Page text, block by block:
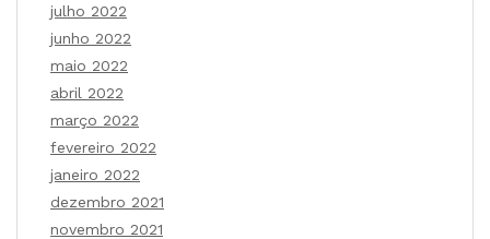
julho 2022
junho 2022
maio 2022
abril 2022
março 2022
fevereiro 2022
janeiro 2022
dezembro 2021
novembro 2021